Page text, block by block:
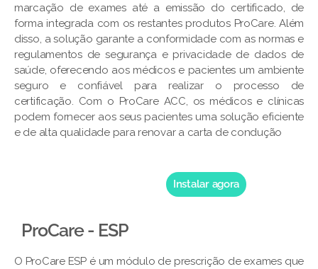
marcação de exames até a emissão do certificado, de
forma integrada com os restantes produtos ProCare. Além
disso, a solução garante a conformidade com as normas e
regulamentos de segurança e privacidade de dados de
saúde, oferecendo aos médicos e pacientes um ambiente
seguro e confiável para realizar o processo de
certificação. Com o ProCare ACC, os médicos e clínicas
podem fornecer aos seus pacientes uma solução eficiente
e de alta qualidade para renovar a carta de condução
Instalar agora
ProCare - ESP
O ProCare ESP é um módulo de prescrição de exames que